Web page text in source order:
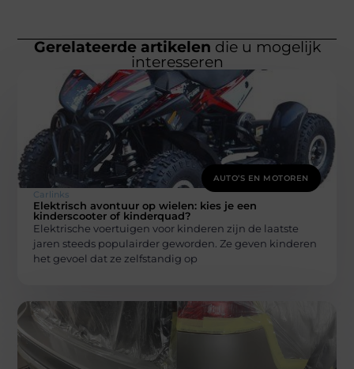
Gerelateerde artikelen die u mogelijk
interesseren
AUTO’S EN MOTOREN
Carlinks
Elektrisch avontuur op wielen: kies je een
kinderscooter of kinderquad?
Elektrische voertuigen voor kinderen zijn de laatste
jaren steeds populairder geworden. Ze geven kinderen
het gevoel dat ze zelfstandig op